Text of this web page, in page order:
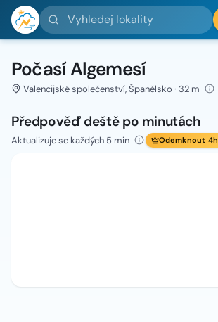
Vyhledej lokality
Počasí Algemesí
Valencijské společenství, Španělsko · 32 m
Předpověď deště po minutách
Aktualizuje se každých 5 min Odemknout 4h